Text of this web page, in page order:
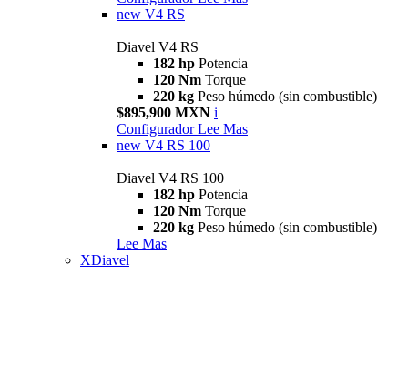
new V4 RS
Diavel V4 RS
182 hp Potencia
120 Nm Torque
220 kg Peso húmedo (sin combustible)
$895,900 MXN i
Configurador Lee Mas
new V4 RS 100
Diavel V4 RS 100
182 hp Potencia
120 Nm Torque
220 kg Peso húmedo (sin combustible)
Lee Mas
XDiavel